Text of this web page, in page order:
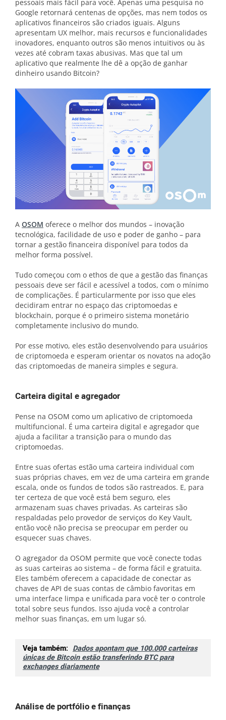
pessoais mais fácil para você. Apenas uma pesquisa no
Google retornará centenas de opções, mas nem todos os
aplicativos financeiros são criados iguais. Alguns
apresentam UX melhor, mais recursos e funcionalidades
inovadores, enquanto outros são menos intuitivos ou às
vezes até cobram taxas abusivas. Mas que tal um
aplicativo que realmente lhe dê a opção de ganhar
dinheiro usando Bitcoin?
A OSOM oferece o melhor dos mundos – inovação
tecnológica, facilidade de uso e poder de ganho – para
tornar a gestão financeira disponível para todos da
melhor forma possível.
Tudo começou com o ethos de que a gestão das finanças
pessoais deve ser fácil e acessível a todos, com o mínimo
de complicações. É particularmente por isso que eles
decidiram entrar no espaço das criptomoedas e
blockchain, porque é o primeiro sistema monetário
completamente inclusivo do mundo.
Por esse motivo, eles estão desenvolvendo para usuários
de criptomoeda e esperam orientar os novatos na adoção
das criptomoedas de maneira simples e segura.
Carteira digital e agregador
Pense na OSOM como um aplicativo de criptomoeda
multifuncional. É uma carteira digital e agregador que
ajuda a facilitar a transição para o mundo das
criptomoedas.
Entre suas ofertas estão uma carteira individual com
suas próprias chaves, em vez de uma carteira em grande
escala, onde os fundos de todos são rastreados. E, para
ter certeza de que você está bem seguro, eles
armazenam suas chaves privadas. As carteiras são
respaldadas pelo provedor de serviços do Key Vault,
então você não precisa se preocupar em perder ou
esquecer suas chaves.
O agregador da OSOM permite que você conecte todas
as suas carteiras ao sistema – de forma fácil e gratuita.
Eles também oferecem a capacidade de conectar as
chaves de API de suas contas de câmbio favoritas em
uma interface limpa e unificada para você ter o controle
total sobre seus fundos. Isso ajuda você a controlar
melhor suas finanças, em um lugar só.
Veja também: Dados apontam que 100.000 carteiras
únicas de Bitcoin estão transferindo BTC para
exchanges diariamente
Análise de portfólio e finanças